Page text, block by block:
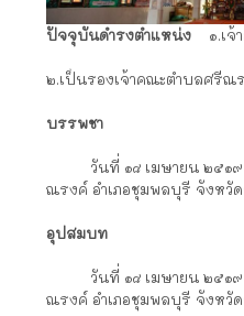
ปัจจุบันดำรงตำแหน่ง ๑.เจ้
๒.เป็นรองเจ้าคณะตำบลศรีณ
บรรพชา
วันที่ ๑๘ เมษายน ๒๕๑๙
ณรงค์ อำเภอชุมพลบุรี จังหวั
อุปสมบท
วันที่ ๑๘ เมษายน ๒๕๑๙
ณรงค์ อำเภอชุมพลบุรี จังหวั